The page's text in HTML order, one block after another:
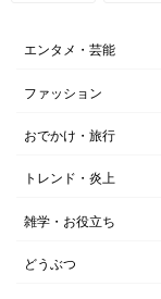
エンタメ・芸能
ファッション
おでかけ・旅行
トレンド・炎上
雑学・お役立ち
どうぶつ